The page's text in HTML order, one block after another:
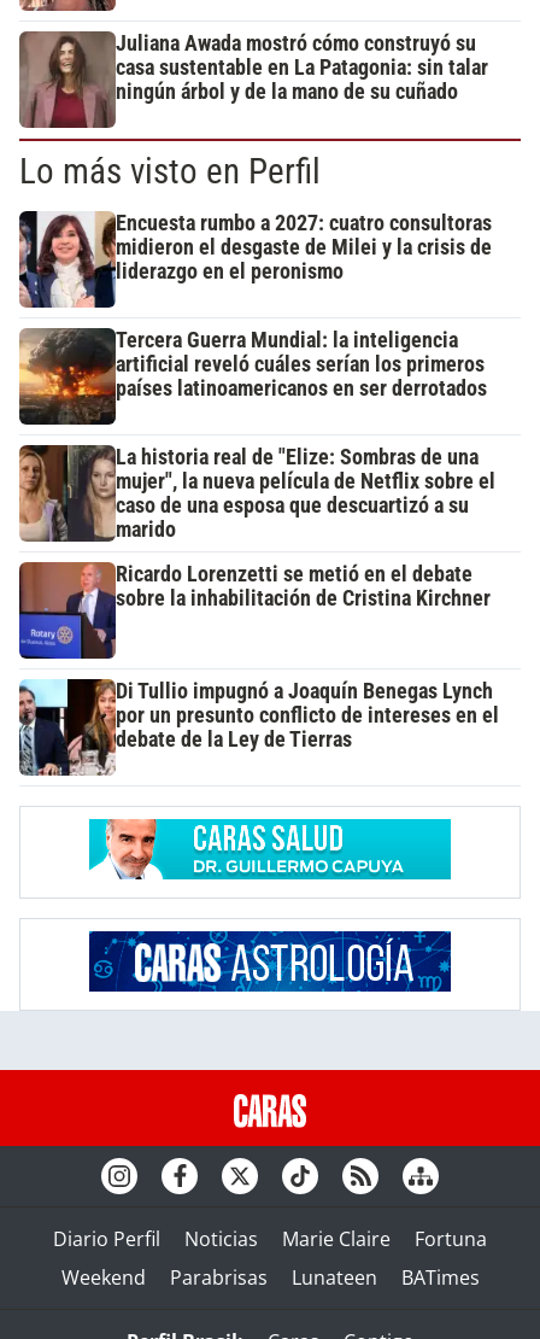
Juliana Awada mostró cómo construyó su
casa sustentable en La Patagonia: sin talar
ningún árbol y de la mano de su cuñado
Lo más visto en Perfil
Encuesta rumbo a 2027: cuatro consultoras
midieron el desgaste de Milei y la crisis de
liderazgo en el peronismo
Tercera Guerra Mundial: la inteligencia
artificial reveló cuáles serían los primeros
países latinoamericanos en ser derrotados
La historia real de "Elize: Sombras de una
mujer", la nueva película de Netflix sobre el
caso de una esposa que descuartizó a su
marido
Ricardo Lorenzetti se metió en el debate
sobre la inhabilitación de Cristina Kirchner
Di Tullio impugnó a Joaquín Benegas Lynch
por un presunto conflicto de intereses en el
debate de la Ley de Tierras
Diario Perfil Noticias Marie Claire
Fortuna
Weekend
Parabrisas Lunateen BATimes